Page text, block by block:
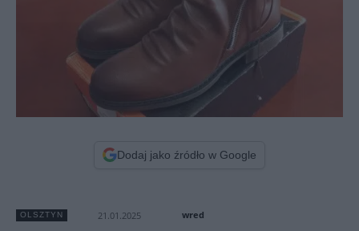
Dodaj jako źródło w Google
OLSZTYN 21.01.2025 wred